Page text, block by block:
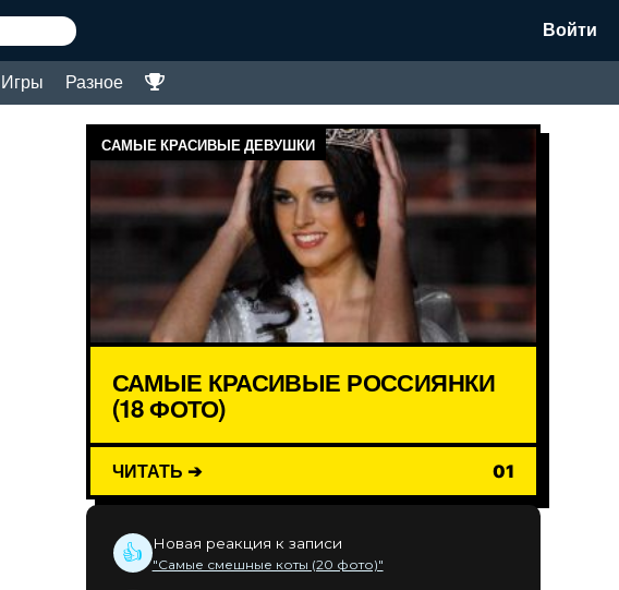
Войти
Игры Разное
САМЫЕ КРАСИВЫЕ ДЕВУШКИ
САМЫЕ КРАСИВЫЕ РОССИЯНКИ
(18 ФОТО)
ЧИТАТЬ ➔ 01
👍 Новая реакция к записи
"Самые смешные коты (20 фото)"